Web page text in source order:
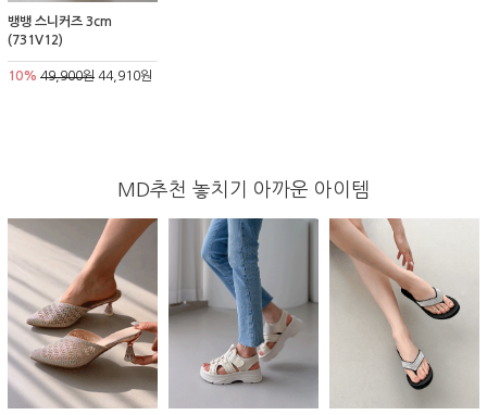
뱅뱅 스니커즈 3cm
(731V12)
10% 49,900원 44,910원
MD추천 놓치기 아까운 아이템